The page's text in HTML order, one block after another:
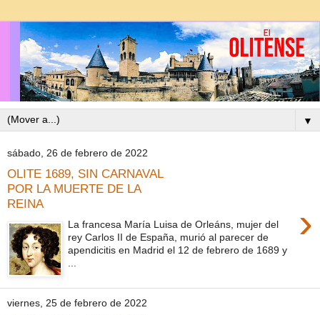
▼
sábado, 26 de febrero de 2022
OLITE 1689, SIN CARNAVAL
POR LA MUERTE DE LA
REINA
›
La francesa María Luisa de Orleáns, mujer del
rey Carlos II de España, murió al parecer de
apendicitis en Madrid el 12 de febrero de 1689 y
viernes, 25 de febrero de 2022